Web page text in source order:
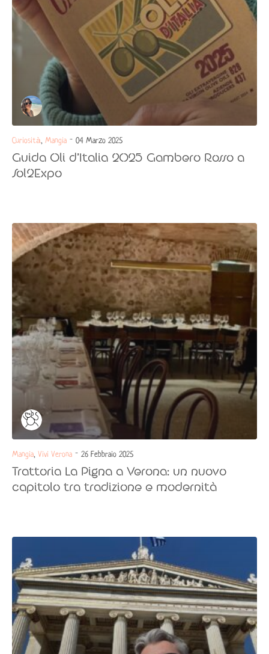
Curiosità, Mangia - 04 Marzo 2025
Guida Oli d’Italia 2025 Gambero Rosso a
Sol2Expo
Mangia, Vivi Verona - 26 Febbraio 2025
Trattoria La Pigna a Verona: un nuovo
capitolo tra tradizione e modernità